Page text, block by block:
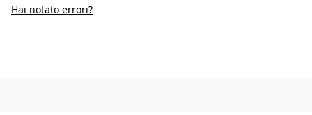
Hai notato errori?